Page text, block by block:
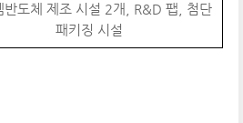
반도체 제조 시설 2개, R&D 팹, 첨단
패키징 시설